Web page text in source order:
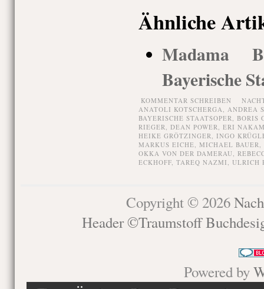
Ähnliche
Madama
Bayerische
KOMMENTAR SCHREIBEN
ANATOLI KOTSCHERGA, ANDREA
BAYERISCHE STAATSOPER, BORIS
RIEGER, DEAN POWER, ERI
HEIKE GRÖTZINGER, INGO
MARKUS EICHE, MICHAEL BAUER,
OKKA VON DER DAMERAU,
ECKHOFF, TAREQ NAZMI, ULRICH
Copyright © 2026
Header ©Traumstoff
Powered by